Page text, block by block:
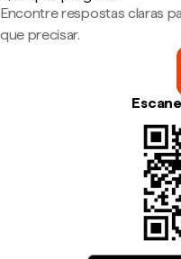
Encontre respostas claras
que precisar.